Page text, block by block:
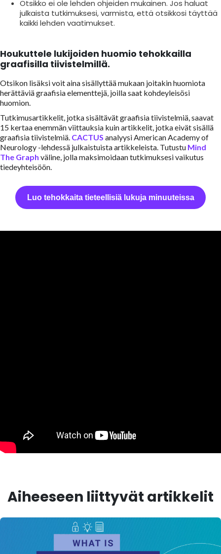
Otsikko ei ole lehden ohjeiden mukainen. Jos haluat
julkaista tutkimuksesi, varmista, että otsikkosi täyttää
kaikki lehden vaatimukset.
Houkuttele lukijoiden huomio tehokkailla
graafisilla tiivistelmillä.
Otsikon lisäksi voit aina sisällyttää mukaan joitakin huomiota
herättäviä graafisia elementtejä, joilla saat kohdeyleisösi
huomion.
Tutkimusartikkelit, jotka sisältävät graafisia tiivistelmiä, saavat
15 kertaa enemmän viittauksia kuin artikkelit, jotka eivät sisällä
graafisia tiivistelmiä. CACTUS analyysi American Academy of
Neurology -lehdessä julkaistuista artikkeleista. Tutustu Mind
The Graph väline, jolla maksimoidaan tutkimuksesi vaikutus
tiedeyhteisöön.
Luo tehokkaita tieteellisiä lukuja minuuteissa
Aiheeseen liittyvät artikkelit